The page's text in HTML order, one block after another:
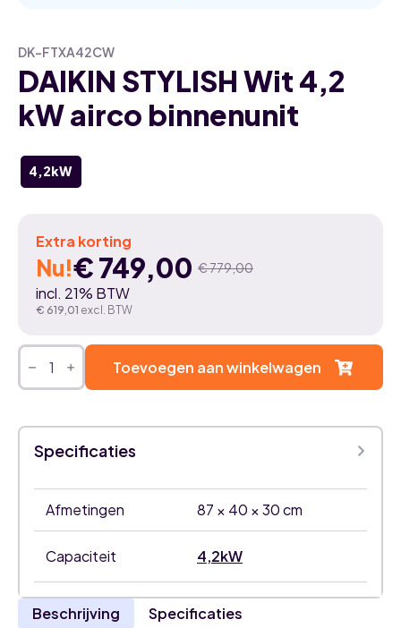
DK-FTXA42CW
DAIKIN STYLISH Wit 4,2
kW airco binnenunit
4,2kW
Extra korting
Nu! €779,00
Oorspronkelijke
prijs
was:
€ 779,00.
€749,00
Huidige
prijs
is:
€ 749,00.
incl. 21% BTW
€ 619,01 excl. BTW
DAIKIN
STYLISH
4,2
airco
binnenunit
aantal
Toevoegen aan winkelwagen
Specificaties
Afmetingen 87 × 40 × 30 cm
Capaciteit 4,2kW
Beschrijving Specificaties